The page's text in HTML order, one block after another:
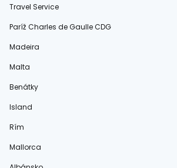
Travel Service
Paríž Charles de Gaulle CDG
Madeira
Malta
Benátky
Island
Rím
Mallorca